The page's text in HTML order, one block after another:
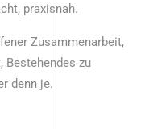
praxisnah.
Zusammenarbeit,
Bestehendes zu
denn je.